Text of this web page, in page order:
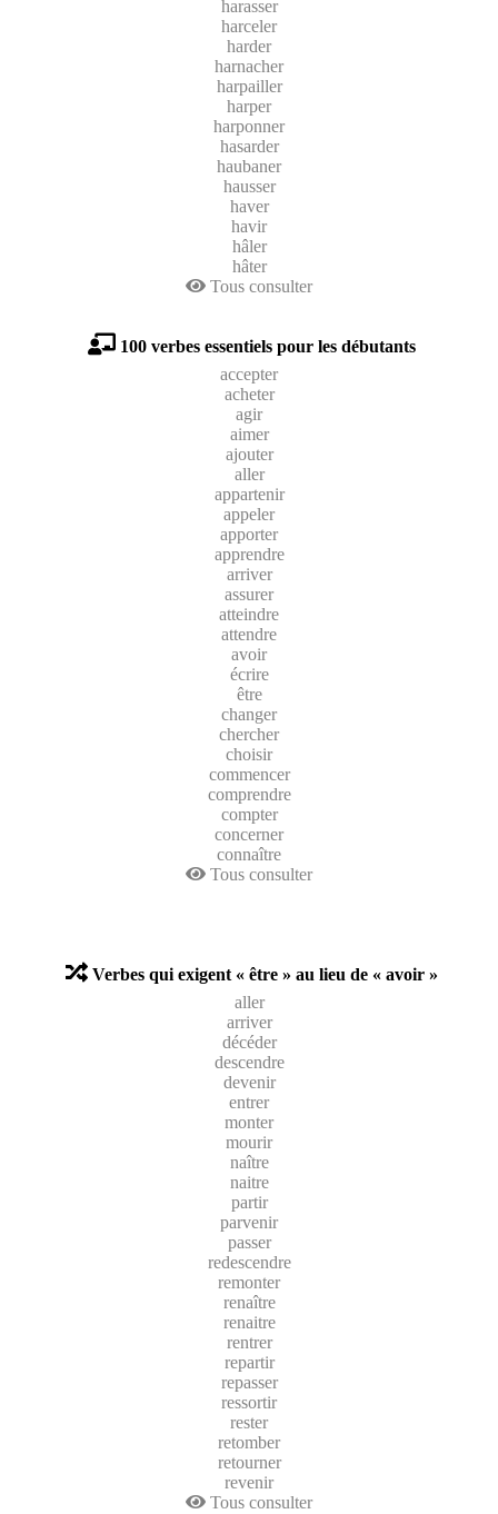
harasser
harceler
harder
harnacher
harpailler
harper
harponner
hasarder
haubaner
hausser
haver
havir
hâler
hâter
Tous consulter
100 verbes essentiels pour les débutants
accepter
acheter
agir
aimer
ajouter
aller
appartenir
appeler
apporter
apprendre
arriver
assurer
atteindre
attendre
avoir
écrire
être
changer
chercher
choisir
commencer
comprendre
compter
concerner
connaître
Tous consulter
Verbes qui exigent « être » au lieu de « avoir »
aller
arriver
décéder
descendre
devenir
entrer
monter
mourir
naître
naitre
partir
parvenir
passer
redescendre
remonter
renaître
renaitre
rentrer
repartir
repasser
ressortir
rester
retomber
retourner
revenir
Tous consulter